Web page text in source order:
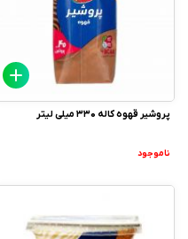
پروشیر قهوه کاله 330 میلی لیتر
ناموجود